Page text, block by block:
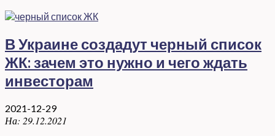
В Украине создадут черный список
ЖК: зачем это нужно и чего ждать
инвесторам
2021-12-29
На: 29.12.2021